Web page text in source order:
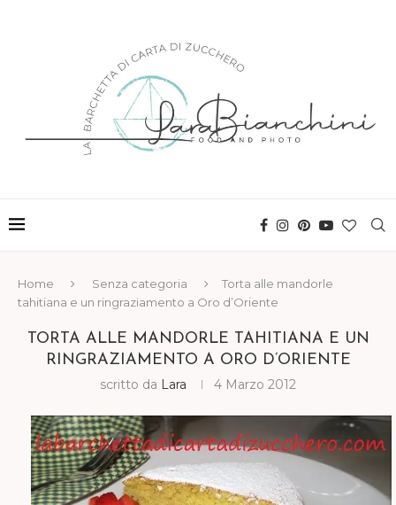
Home Senza categoria
Torta alle mandorle
tahitiana e un ringraziamento a Oro d’Oriente
TORTA ALLE MANDORLE TAHITIANA E UN
RINGRAZIAMENTO A ORO D’ORIENTE
scritto da Lara 4 Marzo 2012